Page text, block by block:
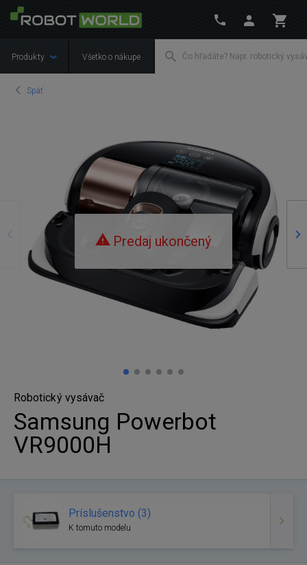
Produkty Všetko o nákupe
Späť
Predaj ukončený
Robotický vysávač
Samsung Powerbot
VR9000H
Príslušenstvo (3)
K tomuto modelu